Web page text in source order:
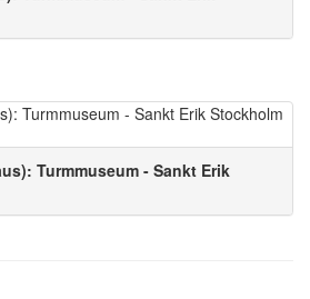
Turmmuseum - Sankt Erik